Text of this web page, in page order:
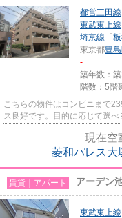
都営三田線
東武東上線
埼京線 「
東京都豊
-
築年数：
階数：5階
こちらの物件はコンビニまで
ス良好です。目的に応じて選
現在空
菱和パレス大
賃貸｜アパート アーデン
東武東上線